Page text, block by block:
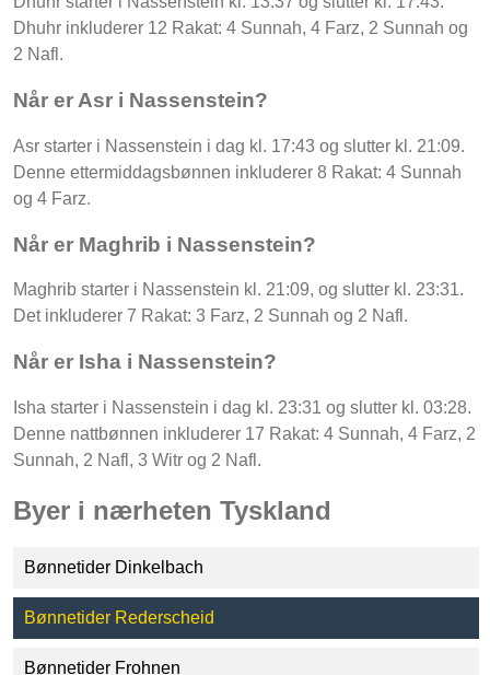
Dhuhr inkluderer 12 Rakat: 4 Sunnah, 4 Farz, 2 Sunnah og
2 Nafl.
Når er Asr i Nassenstein?
Asr starter i Nassenstein i dag kl. 17:43 og slutter kl. 21:09.
Denne ettermiddagsbønnen inkluderer 8 Rakat: 4 Sunnah
og 4 Farz.
Når er Maghrib i Nassenstein?
Maghrib starter i Nassenstein kl. 21:09, og slutter kl. 23:31.
Det inkluderer 7 Rakat: 3 Farz, 2 Sunnah og 2 Nafl.
Når er Isha i Nassenstein?
Isha starter i Nassenstein i dag kl. 23:31 og slutter kl. 03:28.
Denne nattbønnen inkluderer 17 Rakat: 4 Sunnah, 4 Farz, 2
Sunnah, 2 Nafl, 3 Witr og 2 Nafl.
Byer i nærheten Tyskland
Bønnetider Dinkelbach
Bønnetider Rederscheid
Bønnetider Frohnen